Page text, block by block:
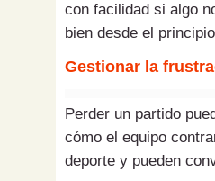
con facilidad si algo
bien desde el
Gestionar la
Perder un partido
cómo el equipo
deporte y pueden